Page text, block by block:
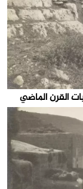
القرن الماضي